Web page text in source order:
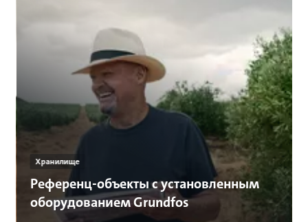
Хранилище
Референц-объекты с установленным
оборудованием Grundfos